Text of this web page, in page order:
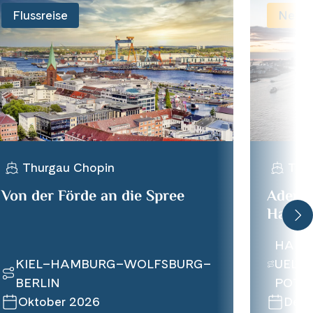
Flussreise
Thurgau Chopin
Von der Förde an die Spree
KIEL–HAMBURG–WOLFSBURG–
BERLIN
Oktober 2026
Neu
Havel